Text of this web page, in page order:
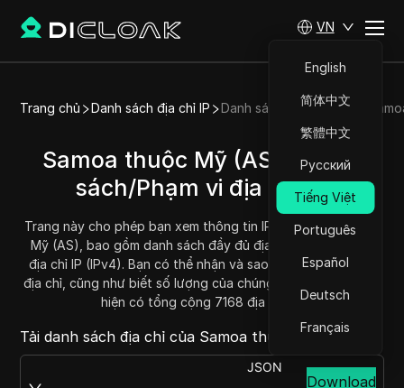
VN
English
简体中文
繁體中文
Русский
Tiếng Việt
Português
Español
Deutsch
Français
Trang chủ Danh sách địa chỉ IP Danh sách địa chỉ IP của
Samoa thuộc Mỹ (AS) - Danh
sách/Phạm vi địa chỉ IP
Trang này cho phép bạn xem thông tin IP của Samoa thuộc
Mỹ (AS), bao gồm danh sách đầy đủ địa chỉ IP và phạm vi
địa chỉ IP (IPv4). Bạn có thể nhận và sao chép mỗi phạm vi
địa chỉ, cũng như biết số lượng của chúng. Samoa thuộc Mỹ
hiện có tổng cộng 7168 địa chỉ IP.
Tải danh sách địa chỉ của Samoa thuộc Mỹ tại:
JSON
Download